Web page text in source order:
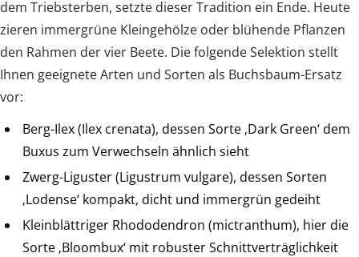
dem Triebsterben, setzte dieser Tradition ein Ende. Heute
zieren immergrüne Kleingehölze oder blühende Pflanzen
den Rahmen der vier Beete. Die folgende Selektion stellt
Ihnen geeignete Arten und Sorten als Buchsbaum-Ersatz
vor:
Berg-Ilex (Ilex crenata), dessen Sorte ‚Dark Green‘ dem
Buxus zum Verwechseln ähnlich sieht
Zwerg-Liguster (Ligustrum vulgare), dessen Sorten
‚Lodense‘ kompakt, dicht und immergrün gedeiht
Kleinblättriger Rhododendron (mictranthum), hier die
Sorte ‚Bloombux‘ mit robuster Schnittverträglichkeit